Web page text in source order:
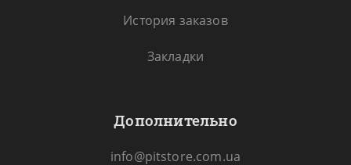
История заказов
Закладки
Дополнительно
info@pitstore.com.ua